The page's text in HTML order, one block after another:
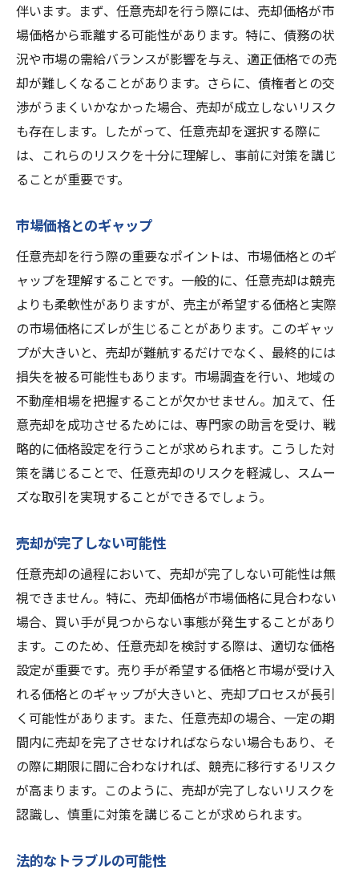
伴います。まず、任意売却を行う際には、売却価格が市
場価格から乖離する可能性があります。特に、債務の状
況や市場の需給バランスが影響を与え、適正価格での売
却が難しくなることがあります。さらに、債権者との交
渉がうまくいかなかった場合、売却が成立しないリスク
も存在します。したがって、任意売却を選択する際に
は、これらのリスクを十分に理解し、事前に対策を講じ
ることが重要です。
市場価格とのギャップ
任意売却を行う際の重要なポイントは、市場価格とのギ
ャップを理解することです。一般的に、任意売却は競売
よりも柔軟性がありますが、売主が希望する価格と実際
の市場価格にズレが生じることがあります。このギャッ
プが大きいと、売却が難航するだけでなく、最終的には
損失を被る可能性もあります。市場調査を行い、地域の
不動産相場を把握することが欠かせません。加えて、任
意売却を成功させるためには、専門家の助言を受け、戦
略的に価格設定を行うことが求められます。こうした対
策を講じることで、任意売却のリスクを軽減し、スムー
ズな取引を実現することができるでしょう。
売却が完了しない可能性
任意売却の過程において、売却が完了しない可能性は無
視できません。特に、売却価格が市場価格に見合わない
場合、買い手が見つからない事態が発生することがあり
ます。このため、任意売却を検討する際は、適切な価格
設定が重要です。売り手が希望する価格と市場が受け入
れる価格とのギャップが大きいと、売却プロセスが長引
く可能性があります。また、任意売却の場合、一定の期
間内に売却を完了させなければならない場合もあり、そ
の際に期限に間に合わなければ、競売に移行するリスク
が高まります。このように、売却が完了しないリスクを
認識し、慎重に対策を講じることが求められます。
法的なトラブルの可能性